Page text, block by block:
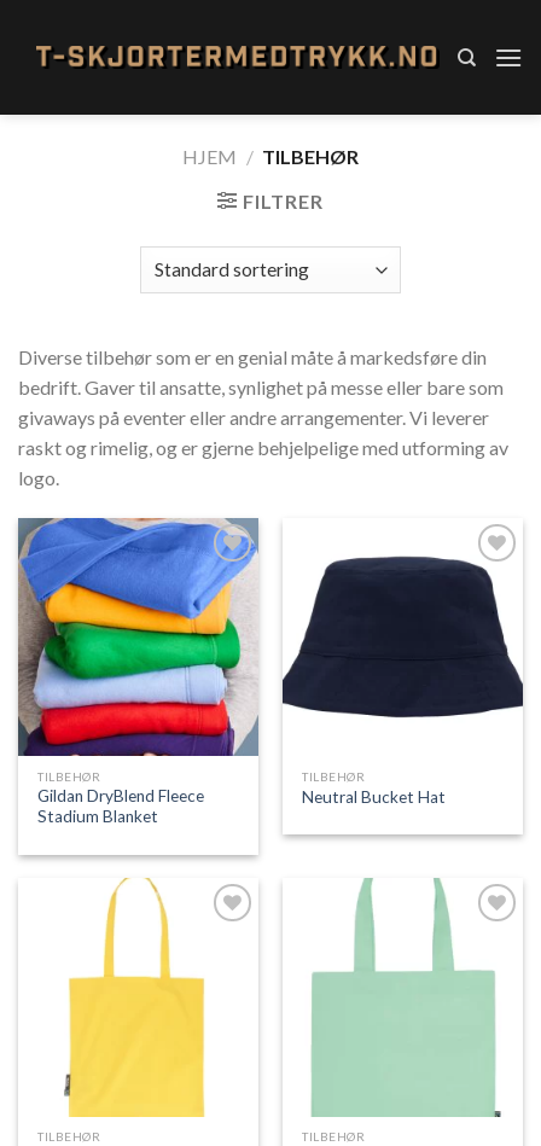
content
HJEM / TILBEHØR
FILTRER
Diverse tilbehør som er en genial måte å markedsføre din
bedrift. Gaver til ansatte, synlighet på messe eller bare som
givaways på eventer eller andre arrangementer. Vi leverer
raskt og rimelig, og er gjerne behjelpelige med utforming av
logo.
Add to
Wishlist
TILBEHØR
Gildan DryBlend Fleece
Stadium Blanket
Add to
Wishlist
TILBEHØR
Neutral Bucket Hat
Add to
TILBEHØR TILBEHØR